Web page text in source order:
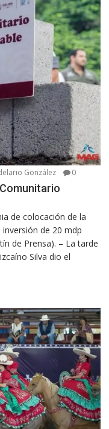
González 0
de colocación de la
de 20 mdp
de Prensa). – La tarde
Silva dio el